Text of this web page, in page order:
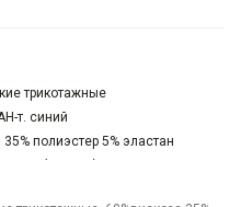
трикотажные
т. синий
полиэстер 5% эластан